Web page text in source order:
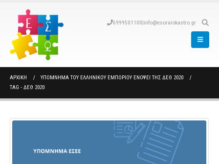
6999501100|info@esoraiokastro.gr
ΑΡΧΙΚΉ
ΥΠΟΜΝΗΜΑ ΤΟΥ ΕΛΛΗΝΙΚΟΥ ΕΜΠΟΡΙΟΥ ΕΝΟΨΕΙ ΤΗΣ ΔΕΘ 2020
TAG - ΔΕΘ 2020